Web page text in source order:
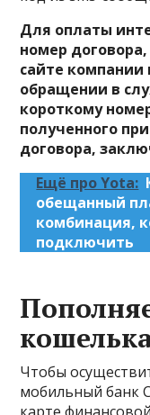
Для оплаты
номер
сайте компании
обращении в
короткому
полученного
договора,
Ещё про Yota:
обещанный
комбинация,
подключить
Чтобы
мобильный банк